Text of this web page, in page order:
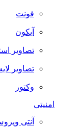
فونت
آیکون
تصاویر
تصاویر
وکتور
امنیتی
آنتی